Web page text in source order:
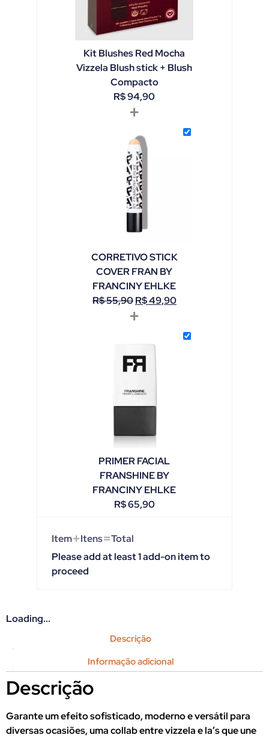
Kit Blushes Red Mocha
Vizzela Blush stick + Blush
Compacto
R$94,90
+
CORRETIVO STICK
COVER FRAN BY
FRANCINY EHLKE
R$55,90R$49,90
+
PRIMER FACIAL
FRANSHINE BY
FRANCINY EHLKE
R$65,90
Item+Itens=Total
Please add at least 1 add-on item to
proceed
Loading...
Descrição
Informação adicional
Descrição
Garante um efeito sofisticado, moderno e versátil para
diversas ocasiões,uma collab entre vizzela e la’s que une